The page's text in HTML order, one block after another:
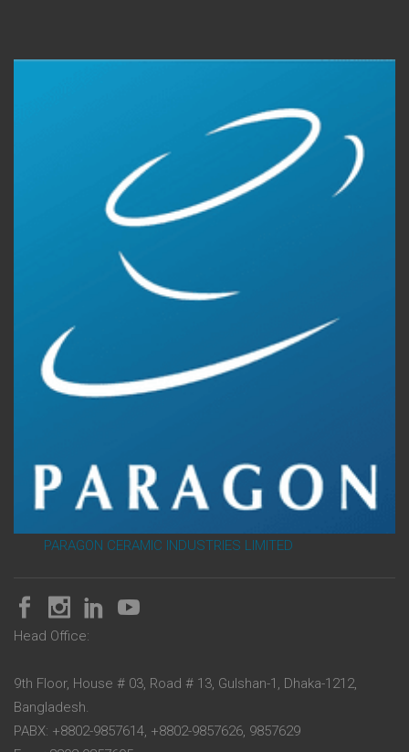
PARAGON CERAMIC INDUSTRIES LIMITED
Head Office:
9th Floor, House # 03, Road # 13, Gulshan-1, Dhaka-1212,
Bangladesh.
PABX: +8802-9857614, +8802-9857626, 9857629